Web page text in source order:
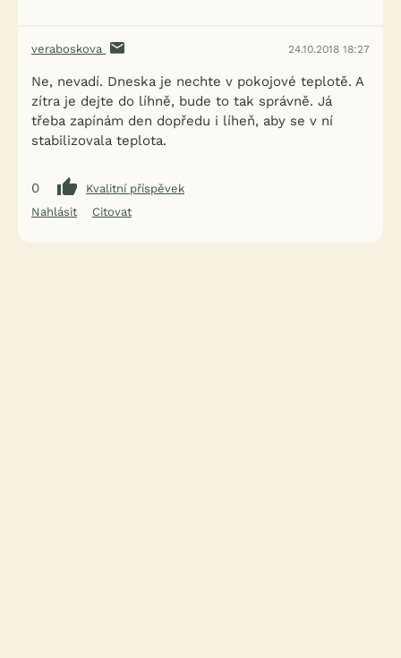
veraboskova 24.10.2018 18:27
Ne, nevadí. Dneska je nechte v pokojové teplotě. A
zítra je dejte do líhně, bude to tak správně. Já
třeba zapínám den dopředu i líheň, aby se v ní
stabilizovala teplota.
0
Kvalitní příspěvek
Nahlásit
Citovat